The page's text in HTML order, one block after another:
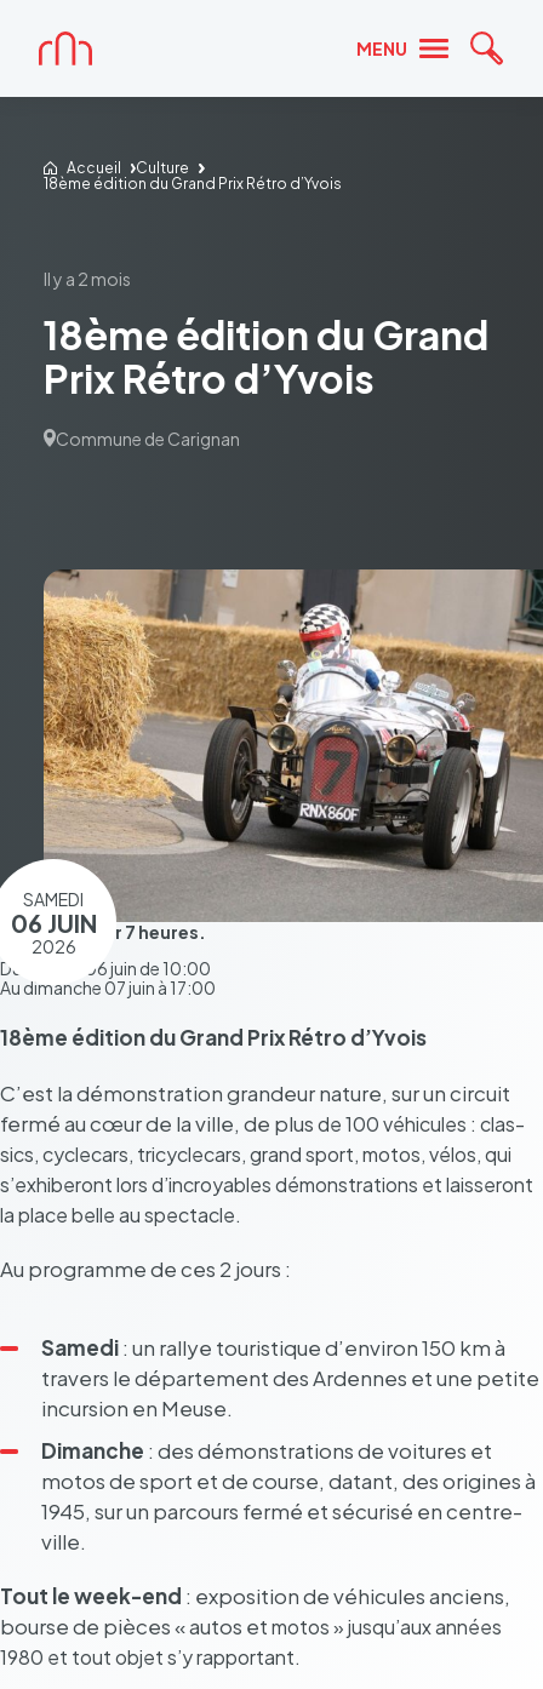
MENU
Accueil
Accueil
Culture
18ème édition du Grand Prix Rétro d’Yvois
18ème édition du Grand
Prix Rétro d’Yvois
il y a 2 mois
Commune de Carignan
SAMEDI
06 JUIN
2026
Pendant 1 jour 7 heures.
Du samedi 06 juin de 10:00
Au dimanche 07 juin à 17:00
18ème édition du Grand Prix Rétro d’Yvois
C’est la démons­tra­tion gran­deur nature, sur un circuit
fermé au cœur de la ville, de plusde 100 véhi­cules : clas­
sics, cycle­cars, tricy­cle­cars, grand sport, motos, vélos,qui
s’ex­hi­be­ront lors d’in­croyables démons­tra­tions et lais­se­ront
la place belle auspec­tacle.
Au programme de ces 2 jours :
Samedi: un rallye touris­tique d’en­vi­ron 150 km à
travers le dépar­te­ment des Ardennes et une petite
incur­sion en Meuse.
Dimanche : des démons­tra­tions de voitures et
motos de sport et de course, datant, des origines à
1945, sur un parcours fermé et sécu­risé en centre-
ville.
Tout le week-end : expo­si­tion de véhi­cules anciens,
bourse de pièces « autos etmotos » jusqu’aux années
1980 et tout objet s’y rappor­tant.